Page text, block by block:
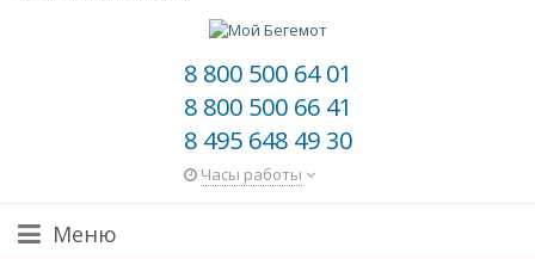
8 800 500 64 01
8 800 500 66 41
8 495 648 49 30
Часы работы
Меню